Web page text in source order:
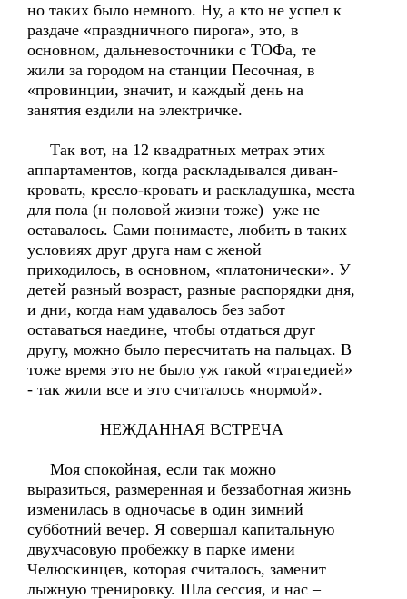
но таких было немного. Ну, а кто не успел к
раздаче «праздничного пирога», это, в
основном, дальневосточники с ТОФа, те
жили за городом на станции Песочная, в
«провинции, значит, и каждый день на
занятия ездили на электричке.
Так вот, на 12 квадратных метрах этих
аппартаментов, когда раскладывался диван-
кровать, кресло-кровать и раскладушка, места
для пола (н половой жизни тоже) уже не
оставалось. Сами понимаете, любить в таких
условиях друг друга нам с женой
приходилось, в основном, «платонически». У
детей разный возраст, разные распорядки дня,
и дни, когда нам удавалось без забот
оставаться наедине, чтобы отдаться друг
другу, можно было пересчитать на пальцах. В
тоже время это не было уж такой «трагедией»
- так жили все и это считалось «нормой».
НЕЖДАННАЯ ВСТРЕЧА
Моя спокойная, если так можно
выразиться, размеренная и беззаботная жизнь
изменилась в одночасье в один зимний
субботний вечер. Я совершал капитальную
двухчасовую пробежку в парке имени
Челюскинцев, которая считалось, заменит
лыжную тренировку. Шла сессия, и нас –